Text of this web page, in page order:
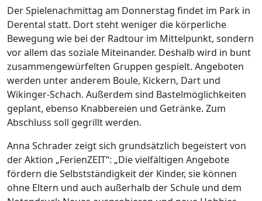
Der Spielenachmittag am Donnerstag findet im Park in
Derental statt. Dort steht weniger die körperliche
Bewegung wie bei der Radtour im Mittelpunkt, sondern
vor allem das soziale Miteinander. Deshalb wird in bunt
zusammengewürfelten Gruppen gespielt. Angeboten
werden unter anderem Boule, Kickern, Dart und
Wikinger-Schach. Außerdem sind Bastelmöglichkeiten
geplant, ebenso Knabbereien und Getränke. Zum
Abschluss soll gegrillt werden.
Anna Schrader zeigt sich grundsätzlich begeistert von
der Aktion „FerienZEIT“: „Die vielfältigen Angebote
fördern die Selbstständigkeit der Kinder, sie können
ohne Eltern und auch außerhalb der Schule und dem